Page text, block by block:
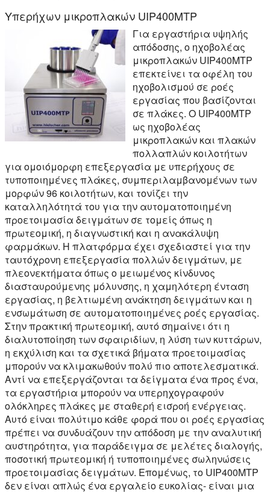
Υπερήχων μικροπλακών UIP400MTP
Για εργαστήρια υψηλής
απόδοσης, ο ηχοβολέας
μικροπλακών UIP400MTP
επεκτείνει τα οφέλη του
ηχοβολισμού σε ροές
εργασίας που βασίζονται
σε πλάκες. Ο UIP400MTP
ως ηχοβολέας
μικροπλακών και πλακών
πολλαπλών κοιλοτήτων
για ομοιόμορφη επεξεργασία με υπερήχους σε
τυποποιημένες πλάκες, συμπεριλαμβανομένων των
μορφών 96 κοιλοτήτων, και τονίζει την
καταλληλότητά του για την αυτοματοποιημένη
προετοιμασία δειγμάτων σε τομείς όπως η
πρωτεομική, η διαγνωστική και η ανακάλυψη
φαρμάκων. Η πλατφόρμα έχει σχεδιαστεί για την
ταυτόχρονη επεξεργασία πολλών δειγμάτων, με
πλεονεκτήματα όπως ο μειωμένος κίνδυνος
διασταυρούμενης μόλυνσης, η χαμηλότερη ένταση
εργασίας, η βελτιωμένη ανάκτηση δειγμάτων και η
ενσωμάτωση σε αυτοματοποιημένες ροές εργασίας.
Στην πρακτική πρωτεομική, αυτό σημαίνει ότι η
διαλυτοποίηση των σφαιριδίων, η λύση των κυττάρων,
η εκχύλιση και τα σχετικά βήματα προετοιμασίας
μπορούν να κλιμακωθούν πολύ πιο αποτελεσματικά.
Αντί να επεξεργάζονται τα δείγματα ένα προς ένα,
τα εργαστήρια μπορούν να υπερηχογραφούν
ολόκληρες πλάκες με σταθερή εισροή ενέργειας.
Αυτό είναι πολύτιμο κάθε φορά που οι ροές εργασίας
πρέπει να συνδυάζουν την απόδοση με την αναλυτική
αυστηρότητα, για παράδειγμα σε μελέτες διαλογής,
ποσοτική πρωτεομική ή τυποποιημένες σωληνώσεις
προετοιμασίας δειγμάτων. Επομένως, το UIP400MTP
δεν είναι απλώς ένα εργαλείο ευκολίας- είναι μια